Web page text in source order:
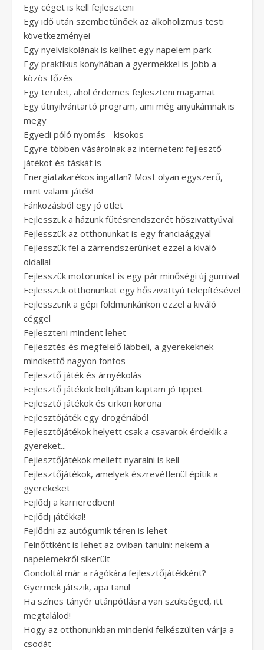
Egy céget is kell fejleszteni
Egy idő után szembetűnőek az alkoholizmus testi
következményei
Egy nyelviskolának is kellhet egy napelem park
Egy praktikus konyhában a gyermekkel is jobb a
közös főzés
Egy terület, ahol érdemes fejleszteni magamat
Egy útnyilvántartó program, ami még anyukámnak is
megy
Egyedi póló nyomás - kisokos
Egyre többen vásárolnak az interneten: fejlesztő
játékot és táskát is
Energiatakarékos ingatlan? Most olyan egyszerű,
mint valami játék!
Fánkozásból egy jó ötlet
Fejlesszük a házunk fűtésrendszerét hőszivattyúval
Fejlesszük az otthonunkat is egy franciaággyal
Fejlesszük fel a zárrendszerünket ezzel a kiváló
oldallal
Fejlesszük motorunkat is egy pár minőségi új gumival
Fejlesszük otthonunkat egy hőszivattyú telepítésével
Fejlesszünk a gépi földmunkánkon ezzel a kiváló
céggel
Fejleszteni mindent lehet
Fejlesztés és megfelelő lábbeli, a gyerekeknek
mindkettő nagyon fontos
Fejlesztő játék és árnyékolás
Fejlesztő játékok boltjában kaptam jó tippet
Fejlesztő játékok és cirkon korona
Fejlesztőjáték egy drogériából
Fejlesztőjátékok helyett csak a csavarok érdeklik a
gyereket...
Fejlesztőjátékok mellett nyaralni is kell
Fejlesztőjátékok, amelyek észrevétlenül építik a
gyerekeket
Fejlődj a karrieredben!
Fejlődj játékkal!
Fejlődni az autógumik téren is lehet
Felnőttként is lehet az oviban tanulni: nekem a
napelemekről sikerült
Gondoltál már a rágókára fejlesztőjátékként?
Gyermek játszik, apa tanul
Ha színes tányér utánpótlásra van szükséged, itt
megtalálod!
Hogy az otthonunkban mindenki felkészülten várja a
csodát